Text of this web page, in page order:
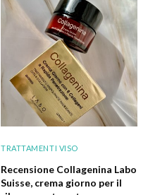
TRATTAMENTI VISO
Recensione Collagenina Labo
Suisse, crema giorno per il